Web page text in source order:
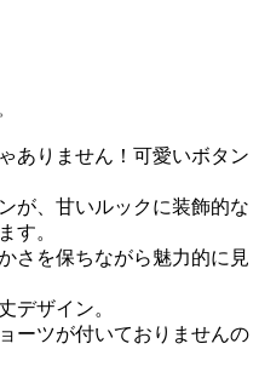
ありません！可愛いボタン
が、甘いルックに装飾的な
す。
さを保ちながら魅力的に見
デザイン。
ーツが付いておりませんの